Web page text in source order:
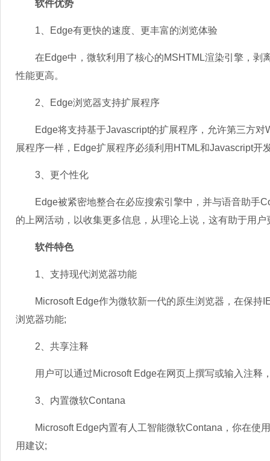
软件优势
1、Edge有更快的速度、更丰富的浏览体验
在Edge中，微软利用了核心的MSHTML渲染引擎，剥
性能更高。
2、Edge浏览器支持扩展程序
Edge将支持基于Javascript的扩展程序，允许第三方对
展程序一样，Edge扩展程序必须利用HTML和Javascript开
3、更个性化
Edge被紧密地整合在必应搜索引擎中，并与语音助手
的上网活动，以收集更多信息，从理论上说，这有助于用
软件特色
1、支持现代浏览器功能
Microsoft Edge作为微软新一代的原生浏览器，在保持
浏览器功能;
2、共享注释
用户可以通过Microsoft Edge在网页上撰写或输入注释
3、内置微软Contana
Microsoft Edge内置有人工智能微软Contana，你在使
用建议;